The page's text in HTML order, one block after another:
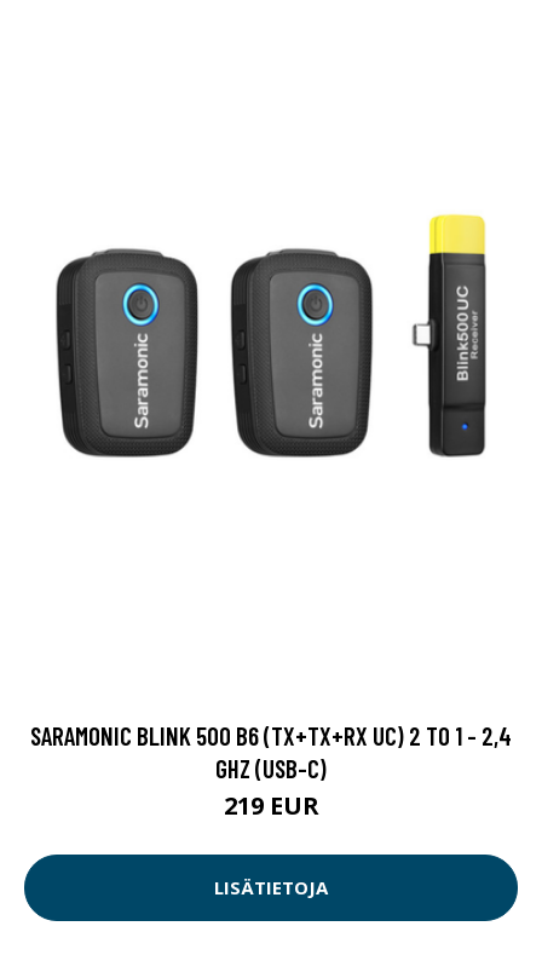
SARAMONIC BLINK 500 B6 (TX+TX+RX UC) 2 TO 1 - 2,4
GHZ (USB-C)
219 EUR
LISÄTIETOJA